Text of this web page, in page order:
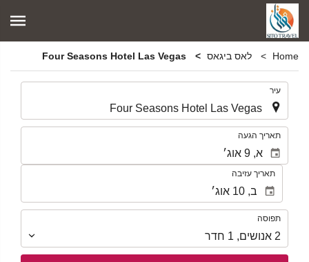
Home לאס ביגאס
עיר
תאריך הגעה
תאריך עזיבה
תפוסה
תפוסה
2 אנושים,
1 חדר